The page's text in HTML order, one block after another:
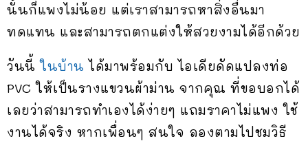
นั้นก็แพงไม่น้อย แต่เราสามารถหาสิ่งอื่นมา
ทดแทน และสามารถตกแต่งให้สวยงามได้อีกด้วย
วันนี้ ในบ้านได้มาพร้อมกับ ไอเดียดัดแปลงท่อ
PVC ให้เป็นรางแขวนผ้าม่าน จากคุณ ที่ขอบอกได้
เลยว่าสามารถทำเองได้ง่ายๆ แถมราคาไม่แพง ใช้
งานได้จริง หากเพื่อนๆ สนใจ ลองตามไปชมวิธี